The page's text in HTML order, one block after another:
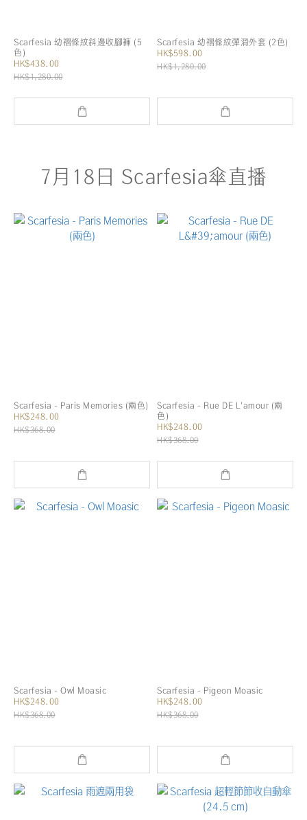
Scarfesia 幼褶條紋斜邊收腳褲 (5
色)
HK$438.00
HK$1,280.00
Scarfesia 幼褶條紋彈滑外套 (2色)
HK$598.00
HK$1,280.00
7月18日 Scarfesia傘直播
Scarfesia - Paris Memories (兩色)
HK$248.00
HK$368.00
Scarfesia - Rue DE L'amour (兩
色)
HK$248.00
HK$368.00
Scarfesia - Owl Moasic
HK$248.00
HK$368.00
Scarfesia - Pigeon Moasic
HK$248.00
HK$368.00